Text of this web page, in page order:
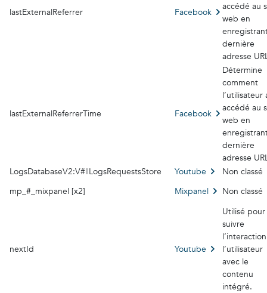
lastExternalReferrer Facebook
accédé au
web en
dernière
adresse
lastExternalReferrerTime Facebook
Détermine
comment
l’utilisateur
accédé au
web en
dernière
adresse
LogsDatabaseV2:V#||LogsRequestsStore
Youtube
Non classé
mp_#_mixpanel [x2]
Mixpanel Non classé
nextId Youtube
Utilisé pour
suivre
l’utilisateur
avec le
contenu
intégré.